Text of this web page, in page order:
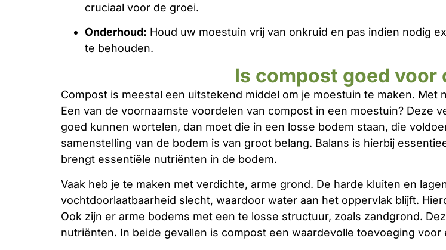
cruciaal voor de groei.
Onderhoud: Houd uw moestuin vrij van onkruid en pas indien nodig
te behouden.
Is compost goed voor
Compost is meestal een uitstekend middel om je moestuin te maken.
Een van de voornaamste voordelen van compost in een moestuin? Deze
goed kunnen wortelen, dan moet die in een losse bodem staan, die
samenstelling van de bodem is van groot belang. Balans is hierbij
brengt essentiële nutriënten in de bodem.
Vaak heb je te maken met verdichte, arme grond. De harde kluiten en
vochtdoorlaatbaarheid slecht, waardoor water aan het oppervlak blijft.
Ook zijn er arme bodems met een te losse structuur, zoals zandgrond.
nutriënten. In beide gevallen is compost een waardevolle toevoeging